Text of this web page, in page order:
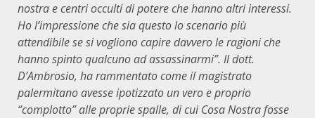
nostra e centri occulti di potere che hanno altri interessi.
Ho l’impressione che sia questo lo scenario più
attendibile se si vogliono capire davvero le ragioni che
hanno spinto qualcuno ad assassinarmi”. Il dott.
D’Ambrosio, ha rammentato come il magistrato
palermitano avesse ipotizzato un vero e proprio
“complotto” alle proprie spalle, di cui Cosa Nostra fosse